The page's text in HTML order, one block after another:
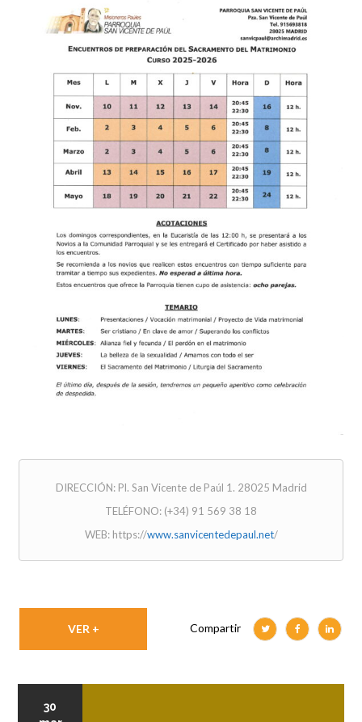
DIRECCIÓN: Pl. San Vicente de Paúl 1. 28025 Madrid
TELÉFONO: (+34) 91 569 38 18
WEB: https://www.sanvicentedepaul.net/
VER + Compartir
30